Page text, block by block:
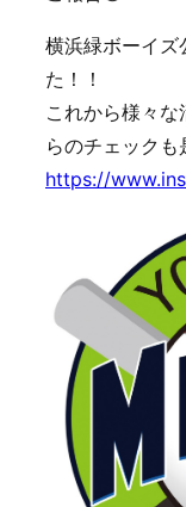
横浜緑ボーイズ
た！！
これから様々
らのチェック
https://